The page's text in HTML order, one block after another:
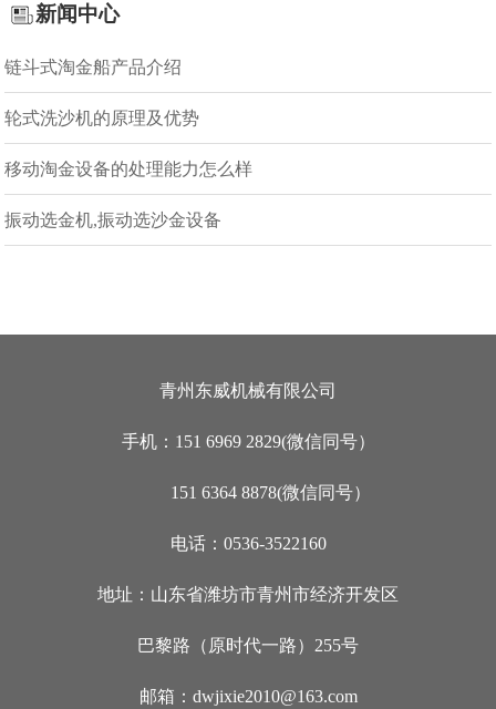
新闻中心
链斗式淘金船产品介绍
轮式洗沙机的原理及优势
移动淘金设备的处理能力怎么样
振动选金机,振动选沙金设备
青州东威机械有限公司
手机：151 6969 2829(微信同号）
151 6364 8878(微信同号）
电话：0536-3522160
地址：山东省潍坊市青州市经济开发区
巴黎路（原时代一路）255号
邮箱：dwjixie2010@163.com